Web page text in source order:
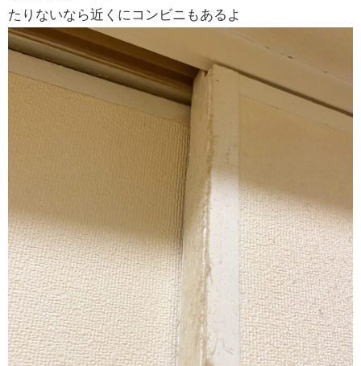
たりないなら近くにコンビニもあるよ